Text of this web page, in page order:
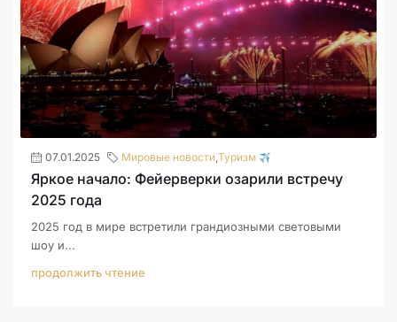
07.01.2025 Мировые новости,Туризм
Яркое начало: Фейерверки озарили встречу
2025 года
2025 год в мире встретили грандиозными световыми
шоу и...
продолжить чтение